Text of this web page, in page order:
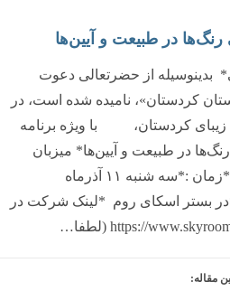
رنگ‌ها در طبیعت و آیین‌ها
از حضرتعالی دعوت
کردستان»، نامیده شده است، در
زیبای کردستان، با ویژه برنامه
در طبیعت و آیین‌ها* میزبان
همراهی صمیمانه شما باشیم *زمان :*سه شنبه ۱۱ آذرماه
تا ۲۱ *اجرا:*در بستر اسکای روم *لینک شرکت در
مقاله: